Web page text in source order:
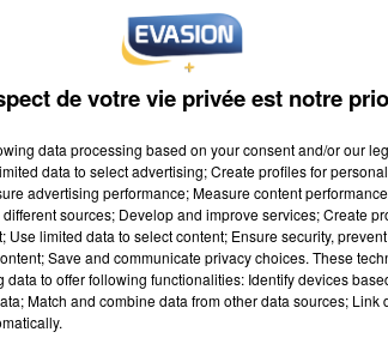
de votre vie privée est notre
data processing based on your consent and/or our
data to select advertising; Create profiles for
advertising performance; Measure content
sources; Develop and improve services; Create
limited data to select content; Ensure security,
Save and communicate privacy choices. These
to offer following functionalities: Identify devices
Match and combine data from other data sources; Link